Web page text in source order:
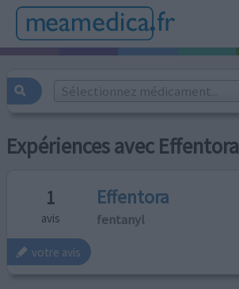
Sélectionnez médicament...
Expériences avec Effentora
1
avis
Effentora
fentanyl
votre avis